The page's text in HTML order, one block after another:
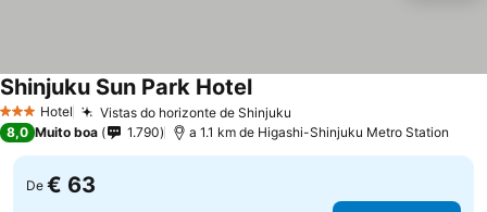
3 EstrelasHotel Vistas do horizonte de Shinjuku
Shinjuku Sun Park HotelVer preços
8,0 Muito boa 1.790 a 1.1 km de Higashi-Shinjuku Metro Station
De € 63